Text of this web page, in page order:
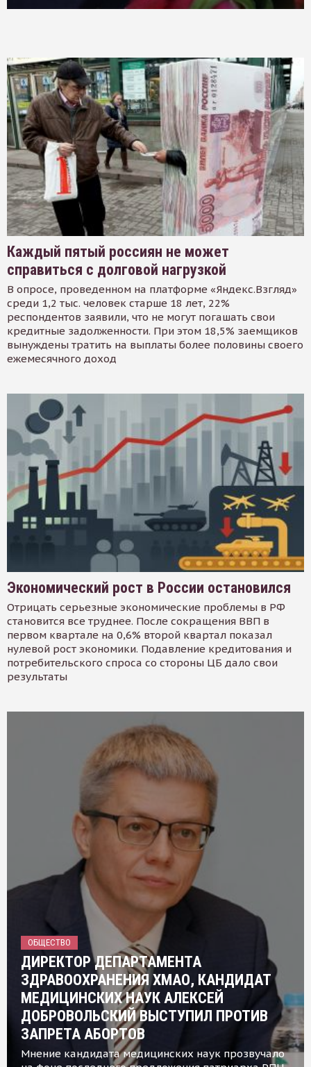
Каждый пятый россиян не может
справиться с долговой нагрузкой
В опросе, проведенном на платформе «Яндекс.Взгляд»
среди 1,2 тыс. человек старше 18 лет, 22%
респондентов заявили, что не могут погашать свои
кредитные задолженности. При этом 18,5% заемщиков
вынуждены тратить на выплаты более половины своего
ежемесячного доход
Экономический рост в России остановился
Отрицать серьезные экономические проблемы в РФ
становится все труднее. После сокращения ВВП в
первом квартале на 0,6% второй квартал показал
нулевой рост экономики. Подавление кредитования и
потребительского спроса со стороны ЦБ дало свои
результаты
ОБЩЕСТВО
ДИРЕКТОР ДЕПАРТАМЕНТА
ЗДРАВООХРАНЕНИЯ ХМАО, КАНДИДАТ
МЕДИЦИНСКИХ НАУК АЛЕКСЕЙ
ДОБРОВОЛЬСКИЙ ВЫСТУПИЛ ПРОТИВ
ЗАПРЕТА АБОРТОВ
Мнение кандидата медицинских наук прозвучало